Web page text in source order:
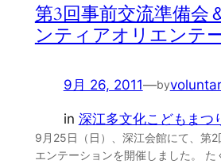
第3回事前交流準備会
ンティアオリエンテ
9月 26, 2011—by
in 深江多文化こどもまつ
9月25日（日）、深江会館にて、第2
エンテーションを開催しました。 た